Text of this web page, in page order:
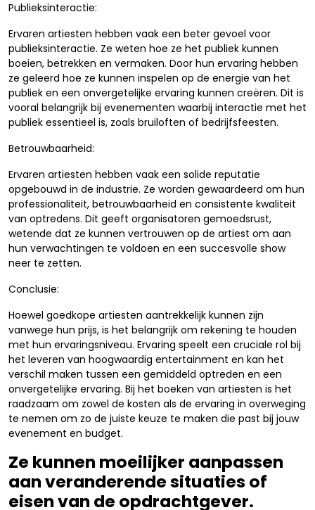
Publieksinteractie:
Ervaren artiesten hebben vaak een beter gevoel voor
publieksinteractie. Ze weten hoe ze het publiek kunnen
boeien, betrekken en vermaken. Door hun ervaring hebben
ze geleerd hoe ze kunnen inspelen op de energie van het
publiek en een onvergetelijke ervaring kunnen creëren. Dit is
vooral belangrijk bij evenementen waarbij interactie met het
publiek essentieel is, zoals bruiloften of bedrijfsfeesten.
Betrouwbaarheid:
Ervaren artiesten hebben vaak een solide reputatie
opgebouwd in de industrie. Ze worden gewaardeerd om hun
professionaliteit, betrouwbaarheid en consistente kwaliteit
van optredens. Dit geeft organisatoren gemoedsrust,
wetende dat ze kunnen vertrouwen op de artiest om aan
hun verwachtingen te voldoen en een succesvolle show
neer te zetten.
Conclusie:
Hoewel goedkope artiesten aantrekkelijk kunnen zijn
vanwege hun prijs, is het belangrijk om rekening te houden
met hun ervaringsniveau. Ervaring speelt een cruciale rol bij
het leveren van hoogwaardig entertainment en kan het
verschil maken tussen een gemiddeld optreden en een
onvergetelijke ervaring. Bij het boeken van artiesten is het
raadzaam om zowel de kosten als de ervaring in overweging
te nemen om zo de juiste keuze te maken die past bij jouw
evenement en budget.
Ze kunnen moeilijker aanpassen
aan veranderende situaties of
eisen van de opdrachtgever.